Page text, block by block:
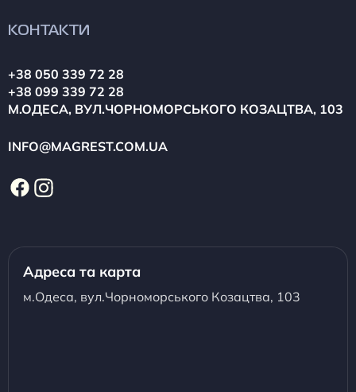
КОНТАКТИ
+38 050 339 72 28
+38 099 339 72 28
М.ОДЕСА, ВУЛ.ЧОРНОМОРСЬКОГО КОЗАЦТВА, 103
INFO@MAGREST.COM.UA
Адреса та карта
м.Одеса, вул.Чорноморського Козацтва, 103